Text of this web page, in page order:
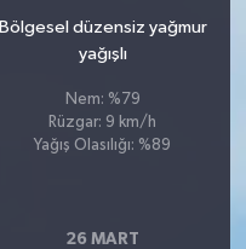
Bölgesel düzensiz yağmur
yağışlı
Nem: %79
Rüzgar: 9 km/h
Yağış Olasılığı: %89
26 MART